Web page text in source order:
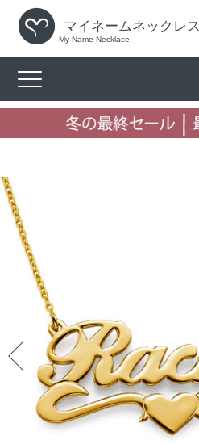
マイネームネックレス
My Name Necklace